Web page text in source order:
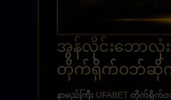
အွန်လိုင်းဘောလုံး
တိုက်ရိုက်ဝဘ်ဆို
နာမည်ကြီး UFABET တိုက်ရိုက်ဝဘ်